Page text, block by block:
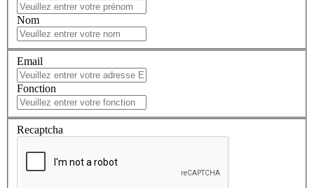
Nom
Email
Fonction
Recaptcha